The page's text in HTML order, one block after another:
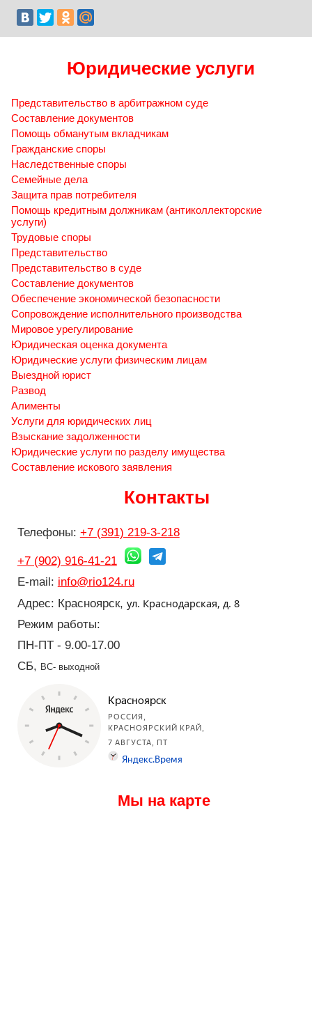
Юридические услуги
Представительство в арбитражном суде
Составление документов
Помощь обманутым вкладчикам
Гражданские споры
Наследственные споры
Семейные дела
Защита прав потребителя
Помощь кредитным должникам (антиколлекторские
услуги)
Трудовые споры
Представительство
Представительство в суде
Составление документов
Обеспечение экономической безопасности
Сопровождение исполнительного производства
Мировое урегулирование
Юридическая оценка документа
Юридические услуги физическим лицам
Выездной юрист
Развод
Алименты
Услуги для юридических лиц
Взыскание задолженности
Юридические услуги по разделу имущества
Составление искового заявления
Контакты
Телефоны: +7 (391) 219-3-218
+7 (902) 916-41-21
E-mail: info@rio124.ru
Адрес: Красноярск, ул. Краснодарская, д. 8
Режим работы:
ПН-ПТ - 9.00-17.00
СБ, ВС- выходной
Мы на карте